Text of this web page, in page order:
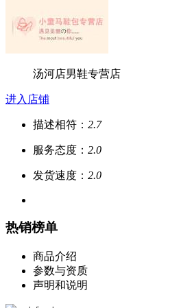
汤河店男鞋专营店
进入店铺
描述相符： 2.7
服务态度： 2.0
发货速度： 2.0
热销榜单
商品介绍
参数与资质
声明和说明